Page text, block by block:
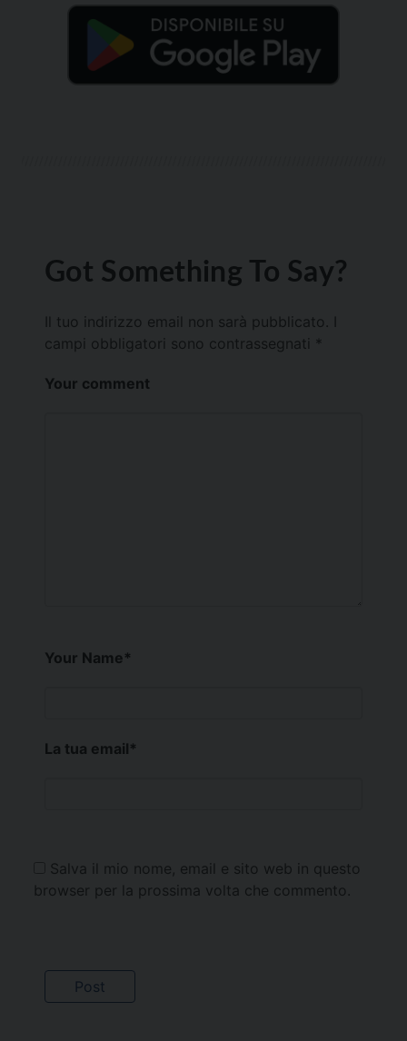
Got Something To Say?
Il tuo indirizzo email non sarà pubblicato.
campi obbligatori sono contrassegnati *
Your comment
Your Name*
La tua email*
Salva il mio nome, email e sito web in questo
browser per la prossima volta che commento.